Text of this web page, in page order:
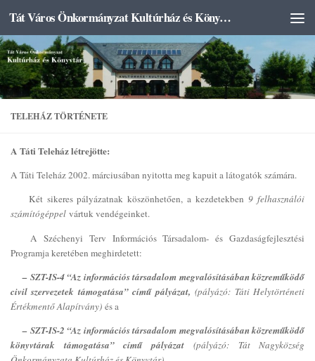
Skip to content Tát Város Önkormányzat Kultúrház és Könyvtár
TELEHÁZ TÖRTÉNETE
A Táti Teleház létrejötte:
A Táti Teleház 2002. márciusában nyitotta meg kapuit a látogatók számára.
Két sikeres pályázatnak köszönhetően, a kezdetekben9 felhasználói
számítógéppel vártuk vendégeinket.
A Széchenyi Terv Információs Társadalom- és Gazdaságfejlesztési
Programja keretében meghirdetett:
– SZT-IS-4 “Az információs társadalom megvalósításában közreműködő
civil szervezetek támogatása” című pályázat,(pályázó: Táti Helytörténeti
Értékmentő Alapítvány) és a
– SZT-IS-2 “Az információs társadalom megvalósításában közreműködő
könyvtárak támogatása” című pályázat (pályázó: Tát Nagyközség